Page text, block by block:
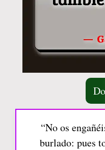
“No os
burlado: pues